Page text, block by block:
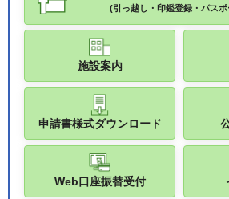
(引っ越し・印鑑登録・パスポ
施設案内
申請書様式ダウンロード
Web口座振替受付